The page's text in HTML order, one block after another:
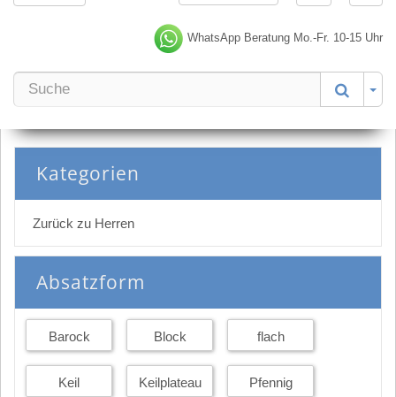
WhatsApp Beratung Mo.-Fr. 10-15 Uhr
Kategorien
Zurück zu Herren
Absatzform
Barock Block flach
Keil Keilplateau Pfennig